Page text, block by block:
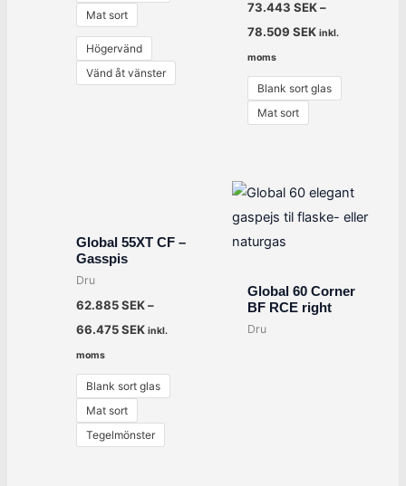
Mat sort
Högervänd
Vänd åt vänster
73.443SEK–
78.509SEK inkl.
moms
Blank sort glas
Mat sort
Global 55XT CF –
Gasspis
Dru
62.885SEK–
66.475SEK inkl.
moms
Blank sort glas
Mat sort
Tegelmönster
Global 60 Corner
BF RCE right
Dru